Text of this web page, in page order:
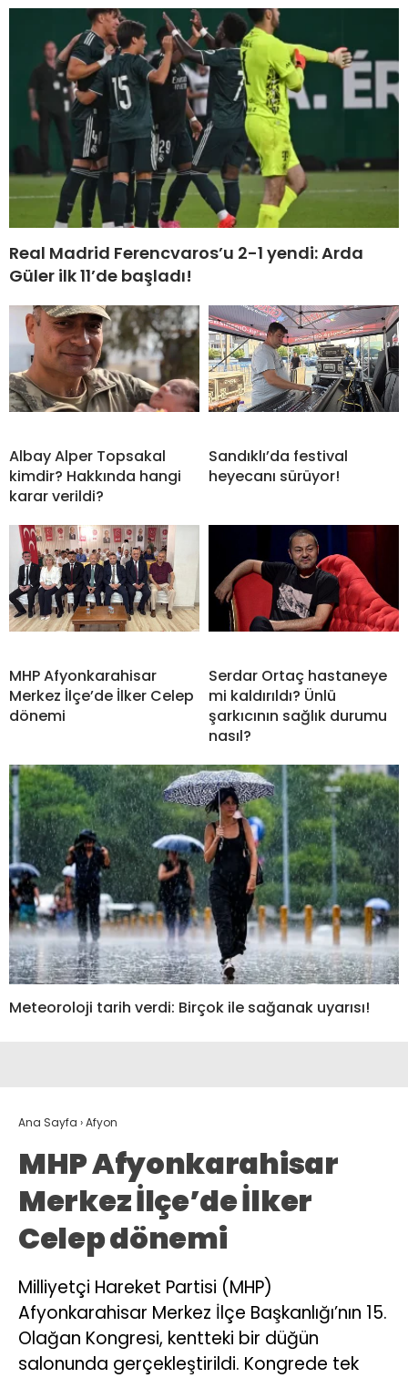
Real Madrid Ferencvaros’u 2-1 yendi: Arda
Güler ilk 11’de başladı!
Albay Alper Topsakal
kimdir? Hakkında hangi
karar verildi?
Sandıklı’da festival
heyecanı sürüyor!
MHP Afyonkarahisar
Merkez İlçe’de İlker Celep
dönemi
Serdar Ortaç hastaneye
mi kaldırıldı? Ünlü
şarkıcının sağlık durumu
nasıl?
Meteoroloji tarih verdi: Birçok ile sağanak uyarısı!
Ana Sayfa ›Afyon
MHP Afyonkarahisar
Merkez İlçe’de İlker
Celep dönemi
Milliyetçi Hareket Partisi (MHP)
Afyonkarahisar Merkez İlçe Başkanlığı’nın 15.
Olağan Kongresi, kentteki bir düğün
salonunda gerçekleştirildi. Kongrede tek